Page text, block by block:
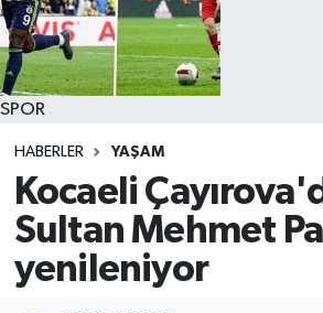
SPOR
HABERLER YAŞAM
Kocaeli
Sultan Mehmet
yenileniyor